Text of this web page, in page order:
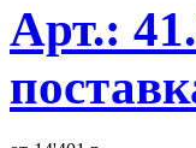
Арт.: